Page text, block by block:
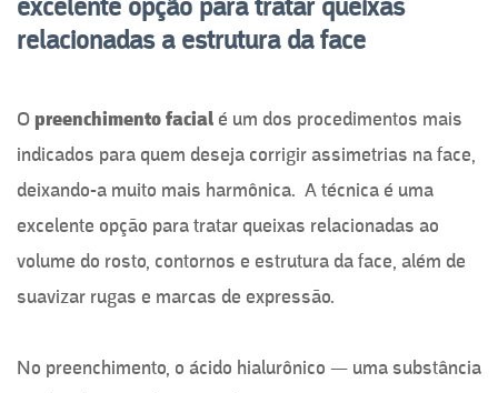
excelente opção para tratar queixas
relacionadas a estrutura da face
O preenchimento facial é um dos procedimentos mais
indicados para quem deseja corrigir assimetrias na face,
deixando-a muito mais harmônica. A técnica é uma
excelente opção para tratar queixas relacionadas ao
volume do rosto, contornos e estrutura da face, além de
suavizar rugas e marcas de expressão.
No preenchimento, o ácido hialurônico — uma substância